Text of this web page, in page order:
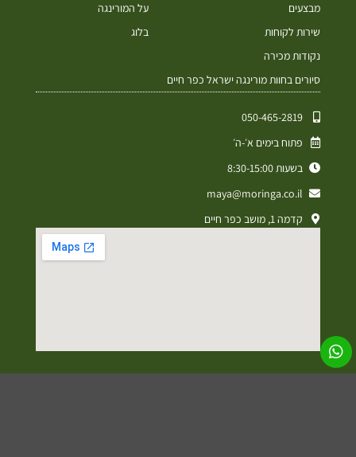
מבצעים
שירות לקוחות
נקודות מכירה
סיורים בחוות מורינגה ישראל כפר חיים
על המורינגה
בלוג
050-465-2819⁩
פתוח בימים א׳-ה׳
בשעות 8:30-15:00
maya@moringa.co.il
קדמה 1, מושב כפר חיים